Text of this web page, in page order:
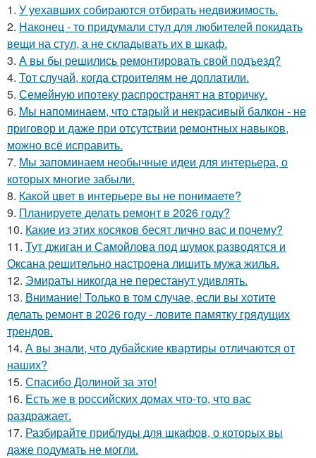
1. У уехавших собираются отбирать недвижимость.
2. Наконец - то придумали стул для любителей покидать
вещи на стул, а не складывать их в шкаф.
3. А вы бы решились ремонтировать свой подъезд?
4. Тот случай, когда строителям не доплатили.
5. Семейную ипотеку распространят на вторичку.
6. Мы напоминаем, что старый и некрасивый балкон - не
приговор и даже при отсутствии ремонтных навыков,
можно всё исправить.
7. Мы запоминаем необычные идеи для интерьера, о
которых многие забыли.
8. Какой цвет в интерьере вы не понимаете?
9. Планируете делать ремонт в 2026 году?
10. Какие из этих косяков бесят лично вас и почему?
11. Тут джиган и Самойлова под шумок разводятся и
Оксана решительно настроена лишить мужа жилья.
12. Эмираты никогда не перестанут удивлять.
13. Внимание! Только в том случае, если вы хотите
делать ремонт в 2026 году - ловите памятку грядущих
трендов.
14. А вы знали, что дубайские квартиры отличаются от
наших?
15. Спасибо Долиной за это!
16. Есть же в российских домах что-то, что вас
раздражает.
17. Разбирайте приблуды для шкафов, о которых вы
даже подумать не могли.